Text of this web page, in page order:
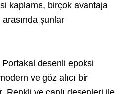
kaplama, birçok avantaja
şunlar
Portakal desenli epoksi
ve göz alıcı bir
Renkli ve canlı desenleri ile